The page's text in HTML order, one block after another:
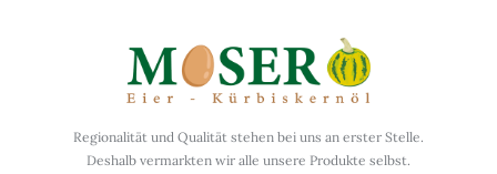
Regionalität und Qualität stehen bei uns an erster Stelle.
Deshalb vermarkten wir alle unsere Produkte selbst.